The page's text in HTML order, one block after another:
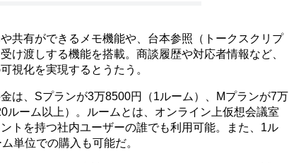
共有ができるメモ機能や、台本参照（トークスクリプ
け渡しする機能を搭載。商談履歴や対応者情報など、
視化を実現するとうたう。
は、Sプランが3万8500円（1ルーム）、Mプランが7万
ーム以上）。ルームとは、オンライン上仮想会議室
トを持つ社内ユーザーの誰でも利用可能。また、1ル
単位での購入も可能だ。